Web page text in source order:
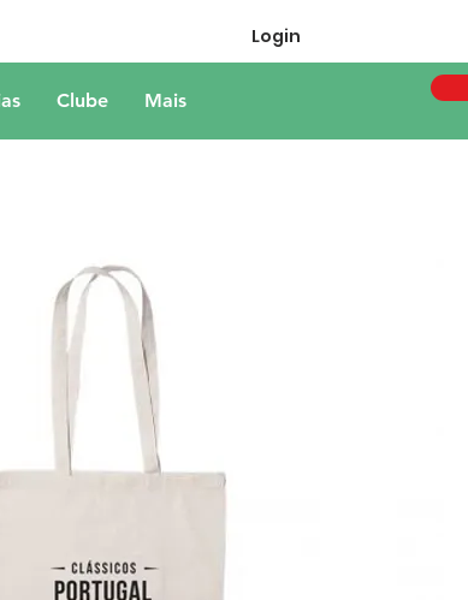
Login
Clube Mais